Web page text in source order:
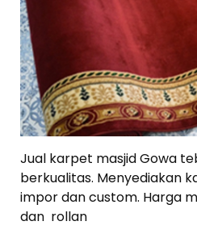
Jual karpet masjid Gowa
berkualitas. Menyediakan
impor dan custom. Harga
dan rollan